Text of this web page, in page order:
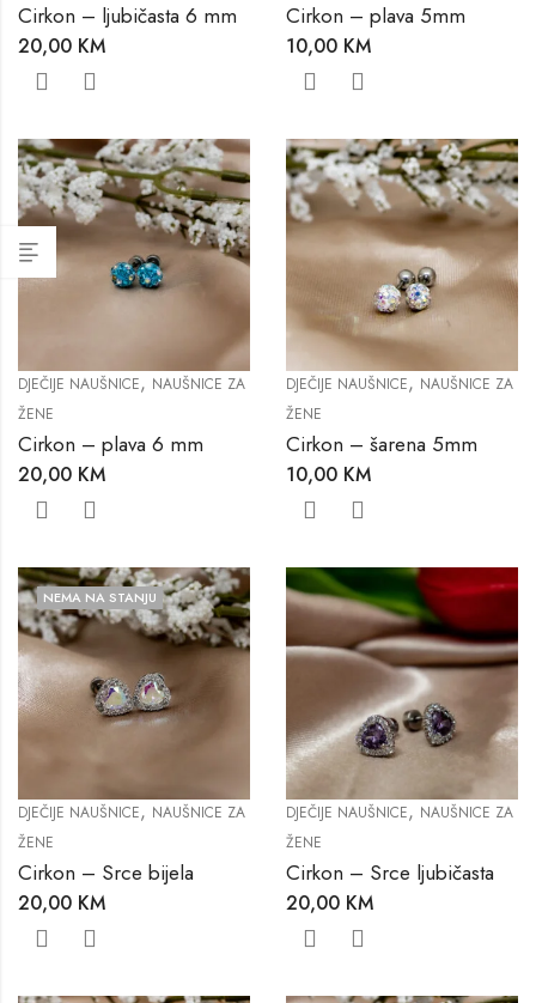
Cirkon – ljubičasta 6 mm
20,00 KM
Cirkon – plava 5mm
10,00 KM
DJEČIJE NAUŠNICE, NAUŠNICE ZA
ŽENE
Cirkon – plava 6 mm
20,00 KM
DJEČIJE NAUŠNICE, NAUŠNICE ZA
ŽENE
Cirkon – šarena 5mm
10,00 KM
NEMA NA STANJU
DJEČIJE NAUŠNICE, NAUŠNICE ZA
ŽENE
Cirkon – Srce bijela
20,00 KM
DJEČIJE NAUŠNICE, NAUŠNICE ZA
ŽENE
Cirkon – Srce ljubičasta
20,00 KM